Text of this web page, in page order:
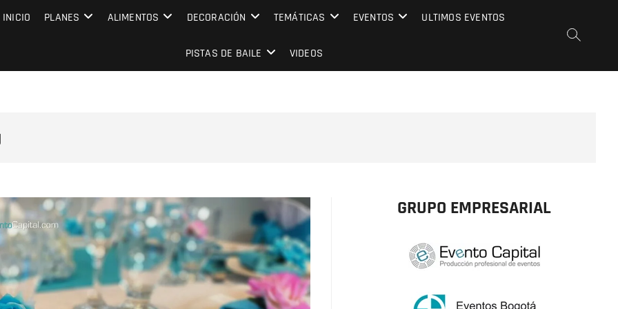
EVENTO CAPITAL
INICIO PLANES ALIMENTOS DECORACIÓN TEMÁTICAS EVENTOS ULTIMOS EVENTOS
PISTAS DE BAILE VIDEOS
GRUPO EMPRESARIAL